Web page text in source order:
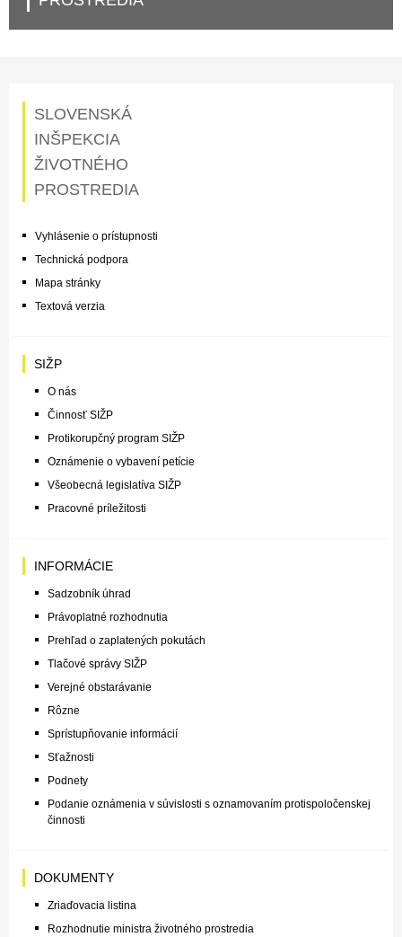
SLOVENSKÁ
INŠPEKCIA
ŽIVOTNÉHO
PROSTREDIA
Vyhlásenie o prístupnosti
Technická podpora
Mapa stránky
Textová verzia
SIŽP
O nás
Činnosť SIŽP
Protikorupčný program SIŽP
Oznámenie o vybavení petície
Všeobecná legislatíva SIŽP
Pracovné príležitosti
INFORMÁCIE
Sadzobník úhrad
Právoplatné rozhodnutia
Prehľad o zaplatených pokutách
Tlačové správy SIŽP
Verejné obstarávanie
Rôzne
Sprístupňovanie informácií
Sťažnosti
Podnety
Podanie oznámenia v súvislosti s oznamovaním protispoločenskej
činnosti
DOKUMENTY
Zriaďovacia listina
Rozhodnutie ministra životného prostredia